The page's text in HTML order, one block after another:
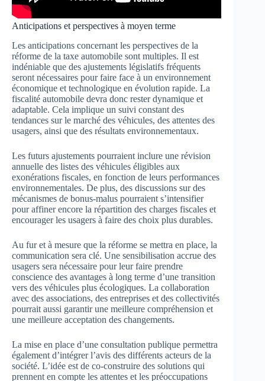
Anticipations et perspectives à moyen terme
Les anticipations concernant les perspectives de la
réforme de la taxe automobile sont multiples. Il est
indéniable que des ajustements législatifs fréquents
seront nécessaires pour faire face à un environnement
économique et technologique en évolution rapide. La
fiscalité automobile devra donc rester dynamique et
adaptable. Cela implique un suivi constant des
tendances sur le marché des véhicules, des attentes des
usagers, ainsi que des résultats environnementaux.
Les futurs ajustements pourraient inclure une révision
annuelle des listes des véhicules éligibles aux
exonérations fiscales, en fonction de leurs performances
environnementales. De plus, des discussions sur des
mécanismes de bonus-malus pourraient s’intensifier
pour affiner encore la répartition des charges fiscales et
encourager les usagers à faire des choix plus durables.
Au fur et à mesure que la réforme se mettra en place, la
communication sera clé. Une sensibilisation accrue des
usagers sera nécessaire pour leur faire prendre
conscience des avantages à long terme d’une transition
vers des véhicules plus écologiques. La collaboration
avec des associations, des entreprises et des collectivités
pourrait aussi garantir une meilleure compréhension et
une meilleure acceptation des changements.
La mise en place d’une consultation publique permettra
également d’intégrer l’avis des différents acteurs de la
société. L’idée est de co-construire des solutions qui
prennent en compte les attentes et les préoccupations